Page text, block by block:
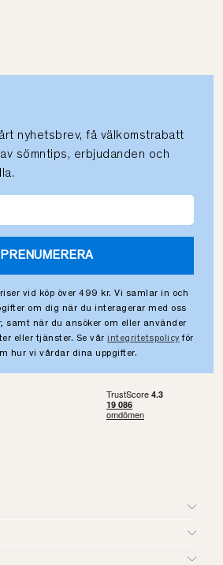
nyhetsbrev, få välkomstrabatt
sömntips, erbjudanden och
PRENUMERERA
vid köp över 499 kr. Vi samlar in och
om dig när du interagerar med oss
samt när du ansöker om eller använder
eller tjänster. Se vår integritetspolicy för
hur vi vårdar dina uppgifter.